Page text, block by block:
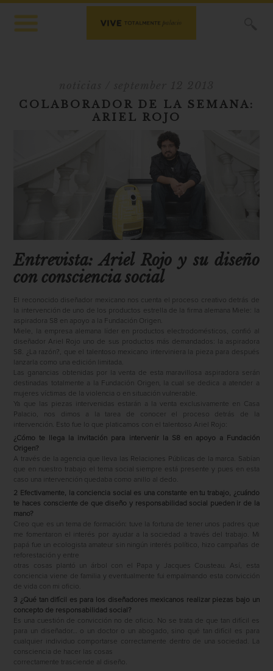
COLABORADOR DE LA SEMANA:
ARIEL ROJO
Entrevista: Ariel Rojo y su diseño
con consciencia social
El reconocido diseñador mexicano nos cuenta el proceso creativo detrás de
la intervención de uno de los productos estrella de la ﬁrma alemana Miele: la
aspiradora S8 en apoyo a la Fundación Origen.
Miele, la empresa alemana líder en productos electrodomésticos, conﬁó al
diseñador Ariel Rojo uno de sus productos más demandados: la aspiradora
S8. ¿La razón?, que el talentoso mexicano interviniera la pieza para después
lanzarla como una edición limitada.
Las ganancias obtenidas por la venta de esta maravillosa aspiradora serán
destinadas totalmente a la Fundación Origen, la cual se dedica a atender a
mujeres víctimas de la violencia o en situación vulnerable.
Ya que las piezas intervenidas estarán a la venta exclusivamente en Casa
Palacio, nos dimos a la tarea de conocer el proceso detrás de la
intervención. Esto fue lo que platicamos con el talentoso Ariel Rojo:
¿Cómo te llega la invitación para intervenir la S8 en apoyo a Fundación
Origen?
A través de la agencia que lleva las Relaciones Públicas de la marca. Sabían
que en nuestro trabajo el tema social siempre está presente y pues en esta
caso una intervención quedaba como anillo al dedo.
2 Efectivamente, la conciencia social es una constante en tu trabajo, ¿cuándo
te haces consciente de que diseño y responsabilidad social pueden ir de la
mano?
Creo que es un tema de formación: tuve la fortuna de tener unos padres que
me fomentaron el interés por ayudar a la sociedad a través del trabajo. Mi
papá fue un ecologista amateur sin ningún interés político, hizo campañas de
reforestación y entre
otras cosas plantó un árbol con el Papa y Jacques Cousteau. Así, esta
conciencia viene de familia y eventualmente fui empalmando esta convicción
de vida con mi oﬁcio.
3 ¿Qué tan difícil es para los diseñadores mexicanos realizar piezas bajo un
concepto de responsabilidad social?
Es una cuestión de convicción no de oﬁcio. No se trata de que tan difícil es
para un diseñador… o un doctor o un abogado, sino qué tan difícil es para
cualquier individuo comportarse correctamente dentro de una sociedad. La
consciencia de hacer las cosas
correctamente trasciende al diseño.